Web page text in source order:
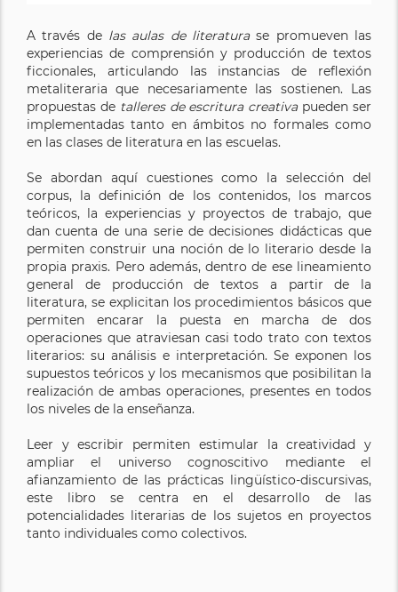
A través de las aulas de literaturase promueven las
experiencias de comprensión y producción de textos
ficcionales, articulando las instancias de reflexión
metaliteraria que necesariamente las sostienen. Las
propuestas de talleres de escritura creativapueden ser
implementadas tanto en ámbitos no formales como
en las clases de literatura en las escuelas.
Se abordan aquí cuestiones como la selección del
corpus, la definición de los contenidos, los marcos
teóricos, la experiencias y proyectos de trabajo, que
dan cuenta de una serie de decisiones didácticas que
permiten construir una noción de lo literario desde la
propia praxis. Pero además, dentro de ese lineamiento
general de producción de textos a partir de la
literatura, se explicitan los procedimientos básicos que
permiten encarar la puesta en marcha de dos
operaciones que atraviesan casi todo trato con textos
literarios: su análisis e interpretación. Se exponen los
supuestos teóricos y los mecanismos que posibilitan la
realización de ambas operaciones, presentes en todos
los niveles de la enseñanza.
Leer y escribir permiten estimular la creatividad y
ampliar el universo cognoscitivo mediante el
afianzamiento de las prácticas lingüístico-discursivas,
este libro se centra en el desarrollo de las
potencialidades literarias de los sujetos en proyectos
tanto individuales como colectivos.